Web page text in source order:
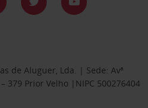
de Aluguer, Lda. | Sede: Avª
379 Prior Velho |NIPC 500276404